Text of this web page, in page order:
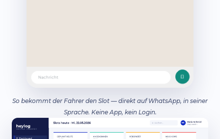
So bekommt der Fahrer den Slot — direkt auf WhatsApp, in seiner
Sprache. Keine App, kein Login.